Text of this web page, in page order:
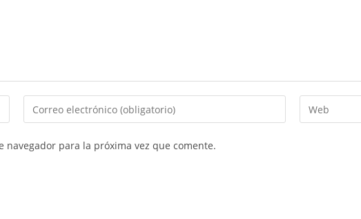
para la próxima vez que comente.